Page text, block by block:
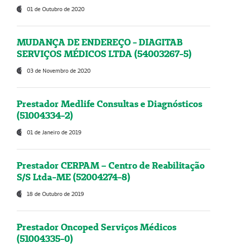
01 de Outubro de 2020
MUDANÇA DE ENDEREÇO - DIAGITAB
SERVIÇOS MÉDICOS LTDA (54003267-5)
03 de Novembro de 2020
Prestador Medlife Consultas e Diagnósticos
(51004334-2)
01 de Janeiro de 2019
Prestador CERPAM – Centro de Reabilitação
S/S Ltda-ME (52004274-8)
18 de Outubro de 2019
Prestador Oncoped Serviços Médicos
(51004335-0)